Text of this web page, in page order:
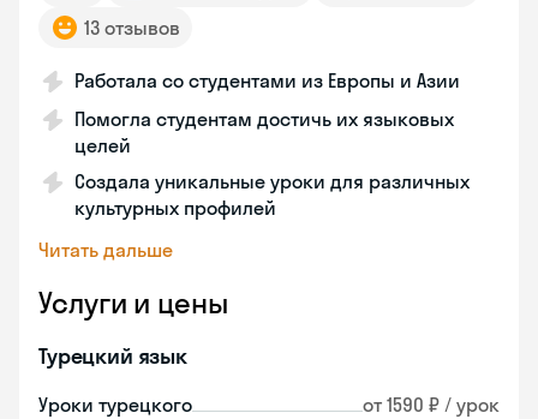
13 отзывов
Работала со студентами из Европы и Азии
Помогла студентам достичь их языковых
целей
Создала уникальные уроки для различных
культурных профилей
Читать дальше
Услуги и цены
Турецкий язык
Уроки турецкого от 1590 ₽ / урок